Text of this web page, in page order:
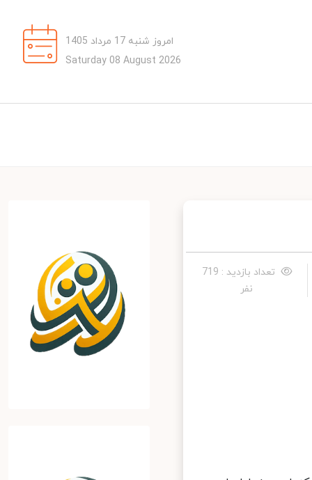
امروز شنبه 17 مرداد 1405
Saturday 08 August 2026
تعداد بازدید : 719
نفر